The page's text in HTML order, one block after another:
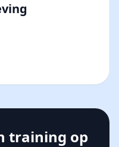
training op